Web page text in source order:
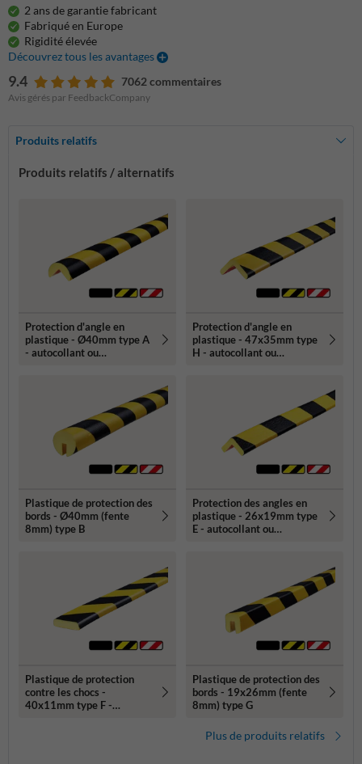
2 ans de garantie fabricant
Fabriqué en Europe
Rigidité élevée
Découvrez tous les avantages
9.4 7062 commentaires
Avis gérés par FeedbackCompany
Produits relatifs
Produits relatifs / alternatifs
Protection d'angle en
plastique - Ø40mm type A
- autocollant ou
Protection d'angle en
plastique - 47x35mm type
H - autocollant ou
Plastique de protection des
bords - Ø40mm (fente
8mm) type B
Protection des angles en
plastique - 26x19mm type
E - autocollant ou
Plastique de protection
contre les chocs -
40x11mm type F -
Plastique de protection des
bords - 19x26mm (fente
8mm) type G
Plus de produits relatifs